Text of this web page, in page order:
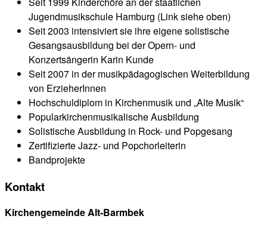
Jugendmusikschule Hamburg (Link siehe oben)
Seit 2003 intensiviert sie ihre eigene solistische
Gesangsausbildung bei der Opern- und
Konzertsängerin Karin Kunde
Seit 2007 in der musikpädagogischen Weiterbildung
von ErzieherInnen
Hochschuldiplom in Kirchenmusik und „Alte Musik“
Popularkirchenmusikalische Ausbildung
Solistische Ausbildung in Rock- und Popgesang
Zertifizierte Jazz- und Popchorleiterin
Bandprojekte
Kontakt
Kirchengemeinde Alt-Barmbek